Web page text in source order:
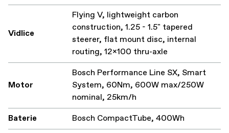
Vidlice
Flying V, lightweight carbon
construction, 1.25 - 1.5" tapered
steerer, flat mount disc, internal
routing, 12x100 thru-axle
Motor
Bosch Performance Line SX, Smart
System, 60Nm, 600W max/250W
nominal, 25km/h
Baterie
Bosch CompactTube, 400Wh